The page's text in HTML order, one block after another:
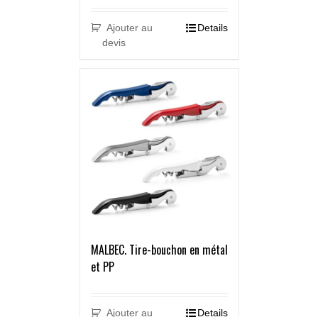
Ajouter au
devis
Details
MALBEC. Tire-bouchon en métal
et PP
Ajouter au
Details